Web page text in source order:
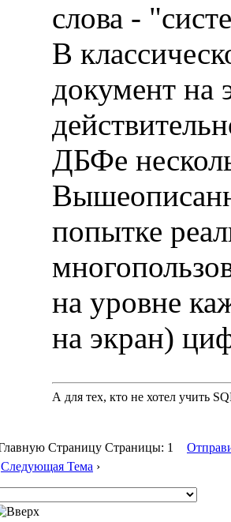
слова -
В
документ на
ДБФе
попытке
на уровне
на экран)
А для тех, кто не хотел учить
Страницы: 1
Следующая Тема ›